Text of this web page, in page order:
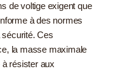
de voltige exigent que
à des normes
sécurité. Ces
la masse maximale
résister aux